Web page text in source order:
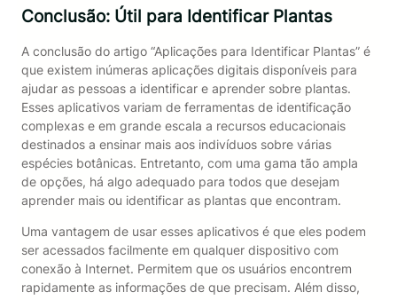
Conclusão: Útil para Identificar Plantas
A conclusão do artigo “Aplicações para Identificar Plantas” é
que existem inúmeras aplicações digitais disponíveis para
ajudar as pessoas a identificar e aprender sobre plantas.
Esses aplicativos variam de ferramentas de identificação
complexas e em grande escala a recursos educacionais
destinados a ensinar mais aos indivíduos sobre várias
espécies botânicas. Entretanto, com uma gama tão ampla
de opções, há algo adequado para todos que desejam
aprender mais ou identificar as plantas que encontram.
Uma vantagem de usar esses aplicativos é que eles podem
ser acessados facilmente em qualquer dispositivo com
conexão à Internet. Permitem que os usuários encontrem
rapidamente as informações de que precisam. Além disso,